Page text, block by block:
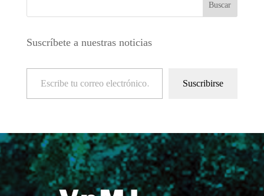
Suscríbete a nuestras noticias
Escribe tu correo electrónico…
Suscribirse